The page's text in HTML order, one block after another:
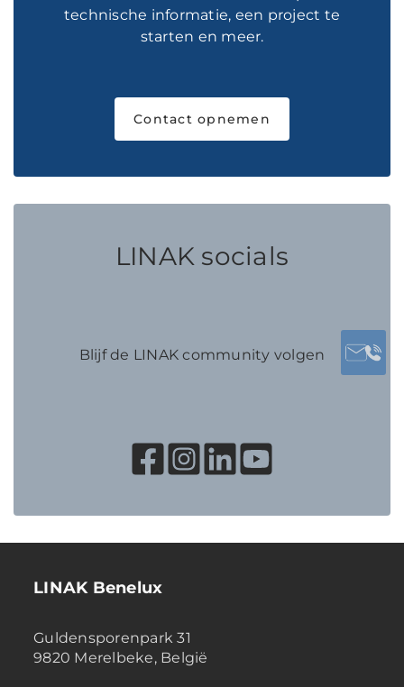
technische informatie, een project te
starten en meer.
Contact opnemen
LINAK socials
Blijf de LINAK community volgen
LINAK Benelux
Guldensporenpark 31
9820 Merelbeke, België